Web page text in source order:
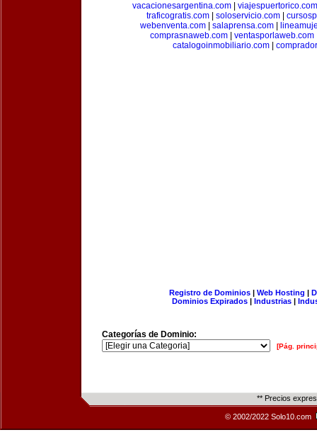
vacacionesargentina.com
viajespuertorico.com
traficogratis.com| soloservicio.com|
webenventa.com
salaprensa.com
comprasnaweb.com
ventasporlaweb.com
catalogoinmobiliario.com|
Registro de Dominios| Web Hosting |
Dominios Expirados | Industrias |
Categorías de Dominio:
[Pág.
** Precios
© 2002/2022 Solo10.com